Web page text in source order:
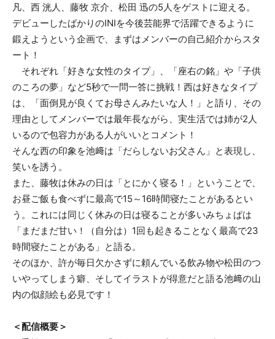
凡、西 洸人、藤牧 京介、松田 迅の5人をゲストに迎える。
デビューしたばかりのINIを今後芸能界で活躍できるように
鍛えようという企画で、まずはメンバーの自己紹介からスタ
ート！
それぞれ「好きな女性のタイプ」、「座右の銘」や「子供
のころの夢」など5秒で一問一答に挑戦！西は好きなタイプ
は、「面倒見が良くてお母さんみたいな人！」と語り、その
理由としてメンバーでは最年長ながら、実生活では姉が2人
いるので包容力がある人がいいとコメント！
そんな西の印象を池﨑は「だらしないお父さん」と表現し、
笑いを誘う。
また、藤牧は休みの日は「とにかく寝る！」ということで、
お昼ご飯も食べずに最高で15～16時間寝たことがあるとい
う。これには同じく休みの日は寝ることが多いみちょぱは
「まだまだ甘い！（自分は）1回も起きることなく最高で23
時間寝たことがある」と語る。
そのほか、許が毎日欠かさずに頼んでいる飲み物や松田のつ
いやってしまう癖、そしてイラストが得意だと語る池﨑の山
内の似顔絵も必見です！
＜配信概要＞